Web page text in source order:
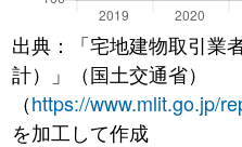
出典：「宅地建物取引
計）」（国土交通省）
（https://www.mlit.go.jp/
を加工して作成